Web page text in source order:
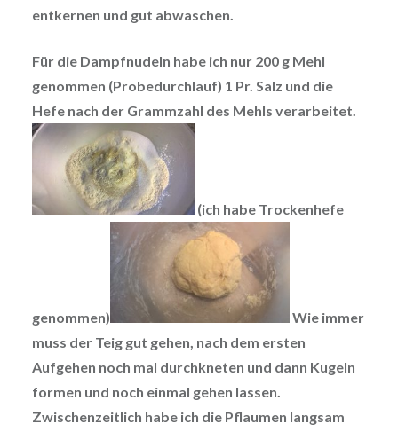
entkernen und gut abwaschen.
Für die Dampfnudeln habe ich nur 200 g Mehl
genommen (Probedurchlauf) 1 Pr. Salz und die
Hefe nach der Grammzahl des Mehls verarbeitet.
(ich habe Trockenhefe
genommen)
Wie immer
muss der Teig gut gehen, nach dem ersten
Aufgehen noch mal durchkneten und dann Kugeln
formen und noch einmal gehen lassen.
Zwischenzeitlich habe ich die Pflaumen langsam